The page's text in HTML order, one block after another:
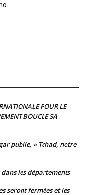
POUR LE
BOUCLE SA
publie, « Tchad, notre
les départements
seront fermées et les